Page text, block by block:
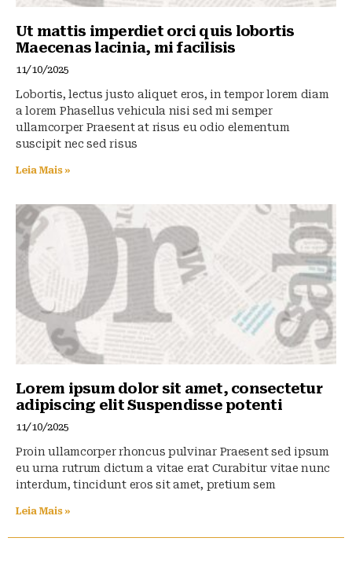
Ut mattis imperdiet orci quis lobortis
Maecenas lacinia, mi facilisis
11/10/2025
Lobortis, lectus justo aliquet eros, in tempor lorem diam
a lorem Phasellus vehicula nisi sed mi semper
ullamcorper Praesent at risus eu odio elementum
suscipit nec sed risus
Leia Mais »
Lorem ipsum dolor sit amet, consectetur
adipiscing elit Suspendisse potenti
11/10/2025
Proin ullamcorper rhoncus pulvinar Praesent sed ipsum
eu urna rutrum dictum a vitae erat Curabitur vitae nunc
interdum, tincidunt eros sit amet, pretium sem
Leia Mais »